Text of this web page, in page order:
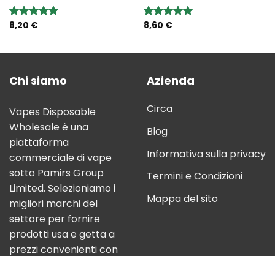
Rated5.00
8,20 € Rated5.00
8,60 €
Chi siamo
Vapes Disposable
Wholesale è una
piattaforma
commerciale di vape
sotto Pamirs Group
Limited. Selezioniamo i
migliori marchi del
settore per fornire
prodotti usa e getta a
prezzi convenienti con
Azienda
Circa
Blog
Informativa sulla privacy
Termini e Condizioni
Mappa del sito